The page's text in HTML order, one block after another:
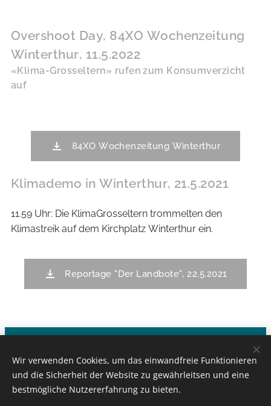
Overshoot Day, 84XO Wochenzeitung
Winterthur, 11.5.2022
«Klima-Grosseltern» rufen zum Konsumverzicht
auf
84XO Wochenzeitung Winterthur
Klimademo in Winterthur, 21.5.2021
11.59 Uhr: Die KlimaGrosseltern trommelten den
Klimastreik auf dem Kirchplatz Winterthur ein.
Reportage "Der Landbote", 22.5.2021
Kontakt:info@klimagrosseltern.ch
©by New-Webdesign.ch 2021
Wir verwenden Cookies, um das einwandfreie Funktionieren
und die Sicherheit der Website zu gewährleitsen und eine
bestmögliche Nutzererfahrung zu bieten.